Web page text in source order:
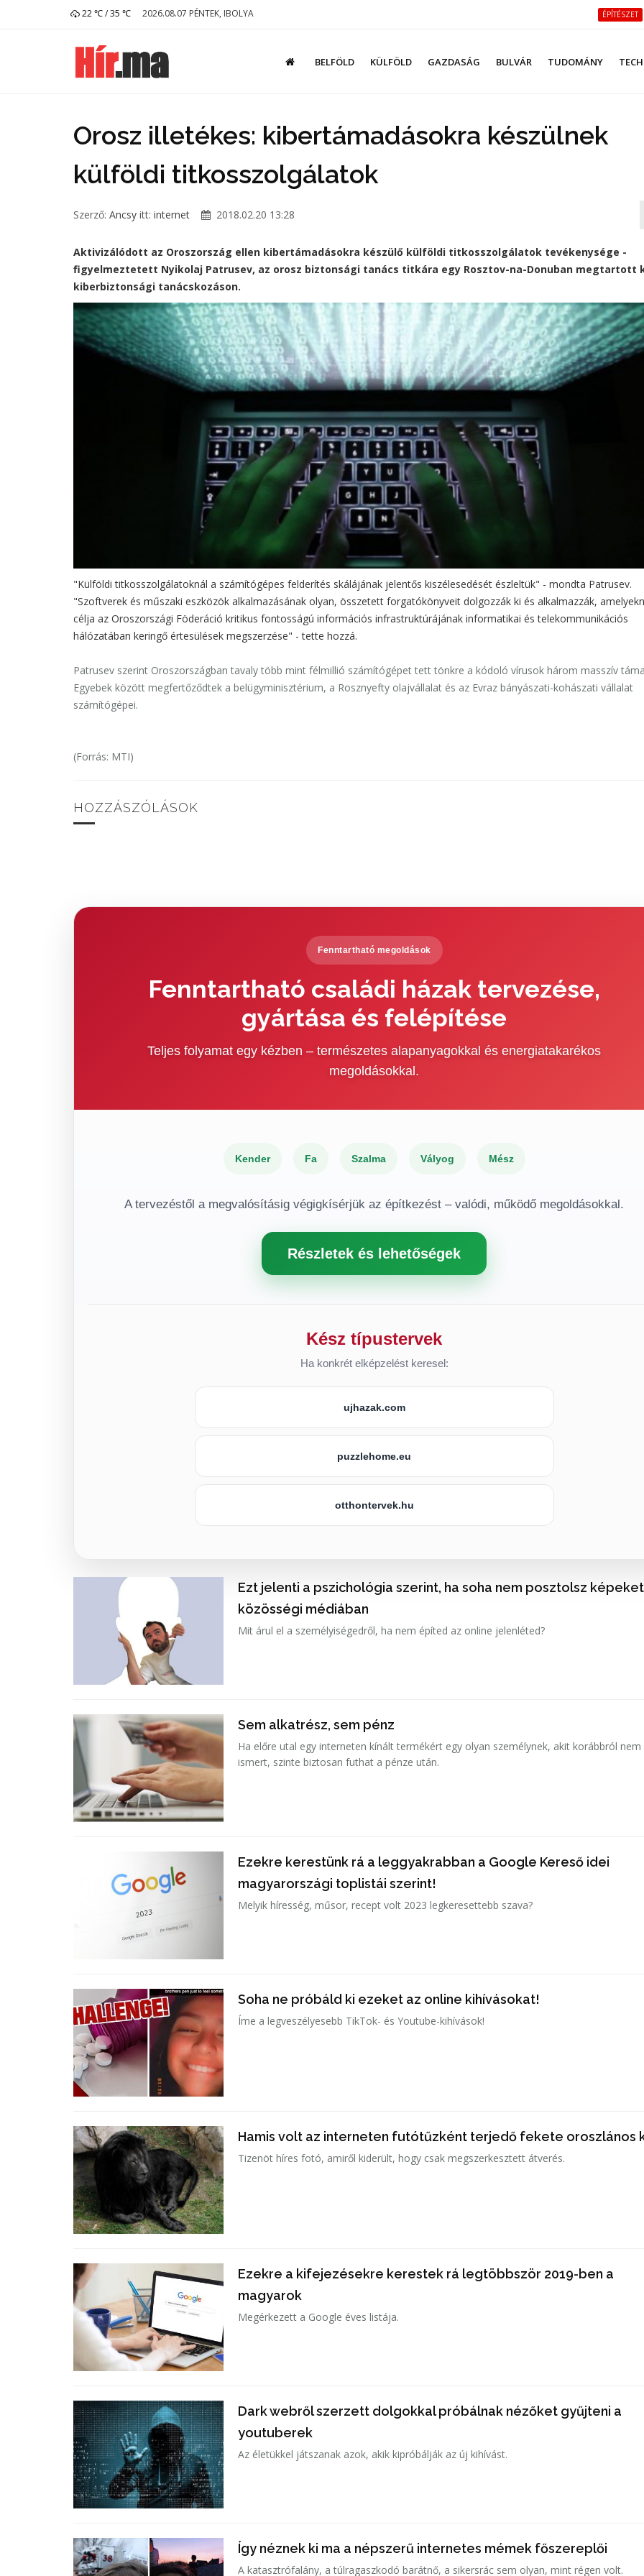
22 ℃ / 35 ℃ 2026.08.07 PÉNTEK, IBOLYA ÉPÍTÉSZET
BELFÖLD KÜLFÖLD GAZDASÁG BULVÁR TUDOMÁNY TECH
Orosz illetékes: kibertámadásokra készülnek
külföldi titkosszolgálatok
Szerző: Ancsy itt: internet 2018.02.20 13:28
Aktivizálódott az Oroszország ellen kibertámadásokra készülő külföldi titkosszolgálatok tevékenysége -
figyelmeztetett Nyikolaj Patrusev, az orosz biztonsági tanács titkára egy Rosztov-na-Donuban megtartott
kiberbiztonsági tanácskozáson.
"Külföldi titkosszolgálatoknál a számítógépes felderítés skálájának jelentős kiszélesedését észleltük" - mondta Patrusev.
"Szoftverek és műszaki eszközök alkalmazásának olyan, összetett forgatókönyveit dolgozzák ki és alkalmazzák,
célja az Oroszországi Föderáció kritikus fontosságú információs infrastruktúrájának informatikai és telekommunikációs
hálózatában keringő értesülések megszerzése" - tette hozzá.
Patrusev szerint Oroszországban tavaly több mint félmillió számítógépet tett tönkre a kódoló vírusok három masszív
Egyebek között megfertőződtek a belügyminisztérium, a Rosznyefty olajvállalat és az Evraz bányászati-kohászati vállalat
számítógépei.
(Forrás: MTI)
HOZZÁSZÓLÁSOK
Fenntartható megoldások
Fenntartható családi házak tervezése,
gyártása és felépítése
Teljes folyamat egy kézben – természetes alapanyagokkal és energiatakarékos
megoldásokkal.
Kender Fa Szalma Vályog Mész
A tervezéstől a megvalósításig végigkísérjük az építkezést – valódi, működő megoldásokkal.
Részletek és lehetőségek
Kész típustervek
Ha konkrét elképzelést keresel:
ujhazak.com
puzzlehome.eu
otthontervek.hu
Ezt jelenti a pszichológia szerint, ha soha nem posztolsz
közösségi médiában
Mit árul el a személyiségedről, ha nem építed az online jelenléted?
Sem alkatrész, sem pénz
Ha előre utal egy interneten kínált termékért egy olyan személynek, akit korábbról nem
ismert, szinte biztosan futhat a pénze után.
Ezekre kerestünk rá a leggyakrabban a Google Kereső idei
magyarországi toplistái szerint!
Melyik híresség, műsor, recept volt 2023 legkeresettebb szava?
Soha ne próbáld ki ezeket az online kihívásokat!
Íme a legveszélyesebb TikTok- és Youtube-kihívások!
Hamis volt az interneten futótűzként terjedő fekete oroszlános
Tizenöt híres fotó, amiről kiderült, hogy csak megszerkesztett átverés.
Ezekre a kifejezésekre kerestek rá legtöbbször 2019-ben a
magyarok
Megérkezett a Google éves listája.
Dark webről szerzett dolgokkal próbálnak nézőket gyűjteni a
youtuberek
Az életükkel játszanak azok, akik kipróbálják az új kihívást.
Így néznek ki ma a népszerű internetes mémek főszereplői
A katasztrófalány, a túlragaszkodó barátnő, a sikersrác sem olyan, mint régen volt.